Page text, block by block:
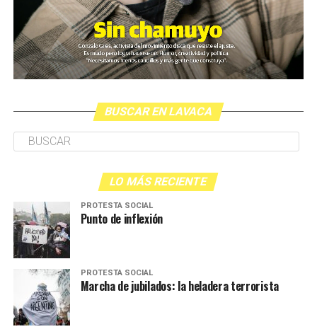
BUSCAR EN LAVACA
LO MÁS RECIENTE
PROTESTA SOCIAL
Punto de inflexión
PROTESTA SOCIAL
Marcha de jubilados: la heladera terrorista